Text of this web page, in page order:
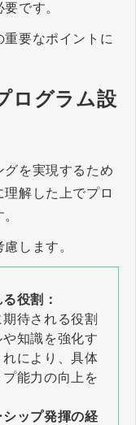
です。
要なポイントに
ログラム設
を実現するため
解した上でプロ
します。
役割：
待される役割
知識を強化す
により、具体
能力の向上を
ップ発揮の経